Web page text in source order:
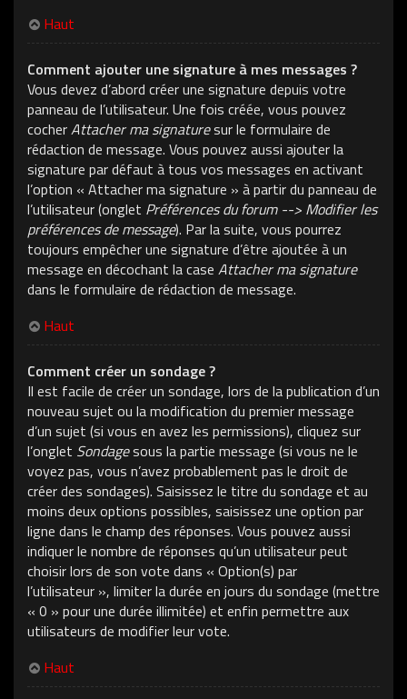
Haut
Comment ajouter une signature à mes messages ?
Vous devez d’abord créer une signature depuis votre
panneau de l’utilisateur. Une fois créée, vous pouvez
cocherAttacher ma signaturesur le formulaire de
rédaction de message. Vous pouvez aussi ajouter la
signature par défaut à tous vos messages en activant
l’option « Attacher ma signature » à partir du panneau de
l’utilisateur (onglet Préférences du forum --> Modifier les
préférences de message). Par la suite, vous pourrez
toujours empêcher une signature d’être ajoutée à un
message en décochant la case Attacher ma signature
dans le formulaire de rédaction de message.
Haut
Comment créer un sondage ?
Il est facile de créer un sondage, lors de la publication d’un
nouveau sujet ou la modification du premier message
d’un sujet (si vous en avez les permissions), cliquez sur
l’onglet Sondagesous la partie message (si vous ne le
voyez pas, vous n’avez probablement pas le droit de
créer des sondages). Saisissez le titre du sondage et au
moins deux options possibles, saisissez une option par
ligne dans le champ des réponses. Vous pouvez aussi
indiquer le nombre de réponses qu’un utilisateur peut
choisir lors de son vote dans « Option(s) par
l’utilisateur », limiter la durée en jours du sondage (mettre
« 0 » pour une durée illimitée) et enfin permettre aux
utilisateurs de modifier leur vote.
Haut